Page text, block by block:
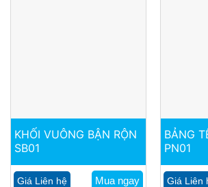
KHỐI VUÔNG BẬN RỘN
SB01
Giá Liên hệ Mua ngay
BẢNG
PN01
Giá Liên